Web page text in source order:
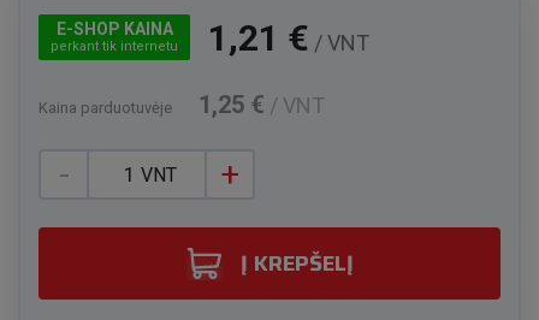
E-SHOP KAINA
perkant tik internetu 1,21 € / VNT
Kaina parduotuvėje 1,25 € / VNT
- +
VNT
Į KREPŠELĮ